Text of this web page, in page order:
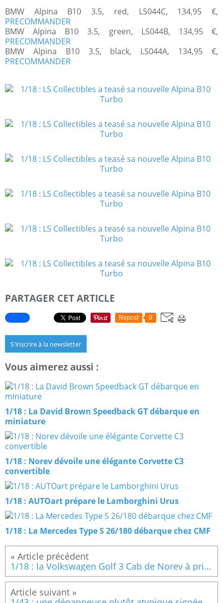
BMW Alpina B10 3.5, red, LS044C, 134,95 €,
PRECOMMANDER
BMW Alpina B10 3.5, green, LS044B, 134,95 €,
PRECOMMANDER
BMW Alpina B10 3.5, black, LS044A, 134,95 €,
PRECOMMANDER
PARTAGER CET ARTICLE
Repost 0
S'inscrire à la newsletter
Vous aimerez aussi :
1/18 : La David Brown Speedback GT débarque en
miniature
1/18 : Norev dévoile une élégante Corvette C3
convertible
1/18 : AUTOart prépare le Lamborghini Urus
1/18 : La Mercedes Type S 26/180 débarque chez CMF
1/18 : la Volkswagen Golf 3 Cab de Norev à prix adouci !